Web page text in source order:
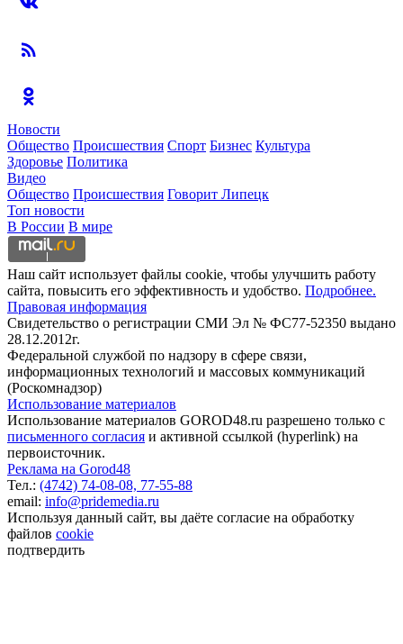
Новости
Общество Происшествия Спорт Бизнес Культура
Здоровье Политика
Видео
Общество Происшествия Говорит Липецк
Топ новости
В России В мире
Наш сайт использует файлы cookie, чтобы улучшить работу
сайта, повысить его эффективность и удобство. Подробнее.
Правовая информация
Свидетельство о регистрации СМИ Эл № ФС77-52350 выдано
28.12.2012г.
Федеральной службой по надзору в сфере связи,
информационных технологий и массовых коммуникаций
(Роскомнадзор)
Использование материалов
Использование материалов GOROD48.ru разрешено только с
письменного согласия и активной ссылкой (hyperlink) на
первоисточник.
Реклама на Gorod48
Тел.: (4742) 74-08-08, 77-55-88
email: info@pridemedia.ru
Используя данный сайт, вы даёте согласие на обработку
файлов cookie
подтвердить